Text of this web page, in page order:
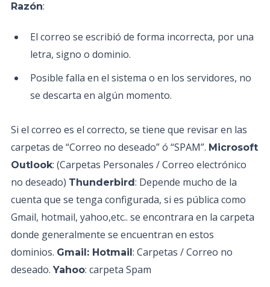
Razón:
El correo se escribió de forma incorrecta, por una
letra, signo o dominio.
Posible falla en el sistema o en los servidores, no
se descarta en algún momento.
Si el correo es el correcto, se tiene que revisar en las
carpetas de “Correo no deseado” ó “SPAM”. Microsoft
Outlook: (Carpetas Personales / Correo electrónico
no deseado) Thunderbird: Depende mucho de la
cuenta que se tenga configurada, si es pública como
Gmail, hotmail, yahoo,etc.. se encontrara en la carpeta
donde generalmente se encuentran en estos
dominios. Gmail: Hotmail: Carpetas / Correo no
deseado. Yahoo: carpeta Spam